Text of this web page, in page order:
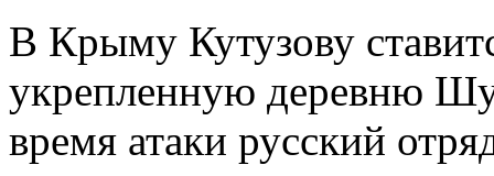
В Крыму Кутузову
укрепленную деревню
время атаки русский